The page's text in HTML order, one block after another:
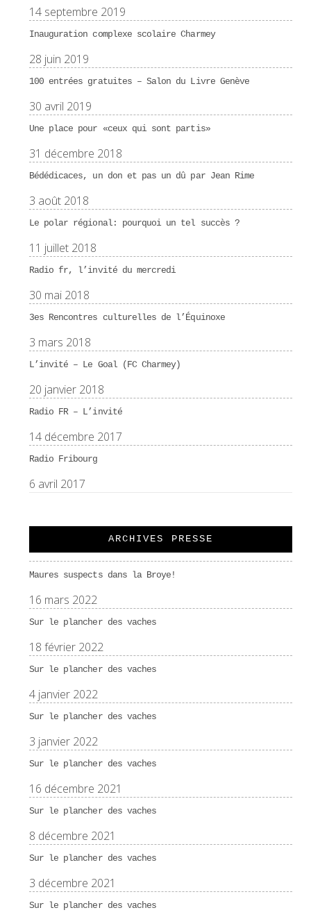
14 septembre 2019
Inauguration complexe scolaire Charmey
28 juin 2019
100 entrées gratuites – Salon du Livre Genève
30 avril 2019
Une place pour «ceux qui sont partis»
31 décembre 2018
Bédédicaces, un don et pas un dû par Jean Rime
3 août 2018
Le polar régional: pourquoi un tel succès ?
11 juillet 2018
Radio fr, l’invité du mercredi
30 mai 2018
3es Rencontres culturelles de l’Équinoxe
3 mars 2018
L’invité – Le Goal (FC Charmey)
20 janvier 2018
Radio FR – L’invité
14 décembre 2017
Radio Fribourg
6 avril 2017
ARCHIVES PRESSE
Maures suspects dans la Broye!
16 mars 2022
Sur le plancher des vaches
18 février 2022
Sur le plancher des vaches
4 janvier 2022
Sur le plancher des vaches
3 janvier 2022
Sur le plancher des vaches
16 décembre 2021
Sur le plancher des vaches
8 décembre 2021
Sur le plancher des vaches
3 décembre 2021
Sur le plancher des vaches